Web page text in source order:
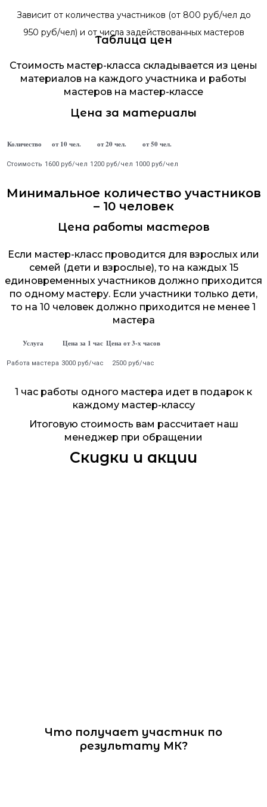
Зависит от количества участников (от 800 руб/чел до
950 руб/чел) и от числа задействованных мастеров
Таблица цен
Стоимость мастер-класса складывается из цены
материалов на каждого участника и работы
мастеров на мастер-классе
Цена за материалы
Количество от 10 чел. от 20 чел. от 50 чел.
Стоимость 1600 руб/чел 1200 руб/чел 1000 руб/чел
Минимальное количество участников
– 10 человек
Цена работы мастеров
Если мастер-класс проводится для взрослых или
семей (дети и взрослые), то на каждых 15
единовременных участников должно приходится
по одному мастеру. Если участники только дети,
то на 10 человек должно приходится не менее 1
мастера
Услуга Цена за 1 час Цена от 3-х часов
Работа мастера 3000 руб/час 2500 руб/час
1 час работы одного мастера идет в подарок к
каждому мастер-классу
Итоговую стоимость вам рассчитает наш
менеджер при обращении
Скидки и акции
Что получает участник по
результату МК?